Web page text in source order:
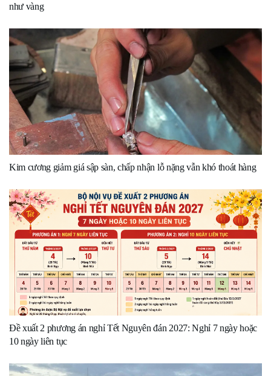
như vàng
Kim cương giảm giá sập sàn, chấp nhận lỗ nặng vẫn khó thoát hàng
Đề xuất 2 phương án nghỉ Tết Nguyên đán 2027: Nghỉ 7 ngày hoặc
10 ngày liên tục